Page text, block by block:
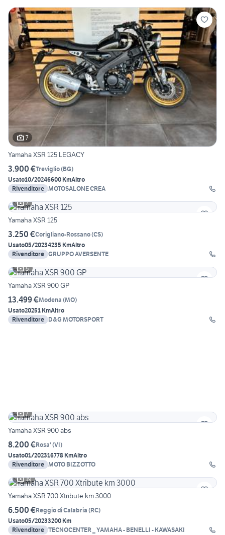
7
Yamaha XSR 125 LEGACY
3.900 €Treviglio(BG)
Usato10/20246600 KmAltro
Rivenditore MOTOSALONE CREA
7
Yamaha XSR 125
3.250 €Corigliano-Rossano(CS)
Usato05/20234235 KmAltro
Rivenditore GRUPPO AVERSENTE
5
Yamaha XSR 900 GP
13.499 €Modena (MO)
Usato20251 KmAltro
Rivenditore D&G MOTORSPORT
7
Yamaha XSR 900 abs
8.200 €Rosa' (VI)
Usato01/202316778 KmAltro
Rivenditore MOTO BIZZOTTO
19
Yamaha XSR 700 Xtribute km 3000
6.500 €Reggio di Calabria (RC)
Usato05/20233200 Km
Rivenditore TECNOCENTER _ YAMAHA - BENELLI - KAWASAKI